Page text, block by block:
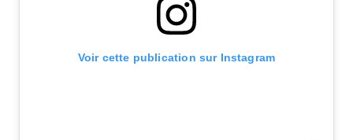
Voir cette publication sur Instagram